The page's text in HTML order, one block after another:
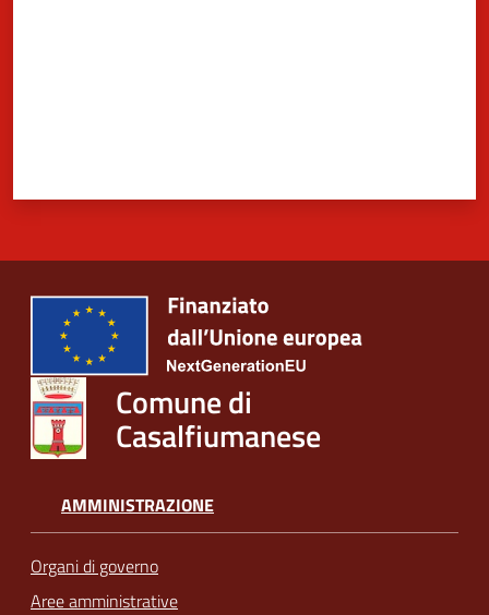
Comune di
Casalfiumanese
AMMINISTRAZIONE
Organi di governo
Aree amministrative